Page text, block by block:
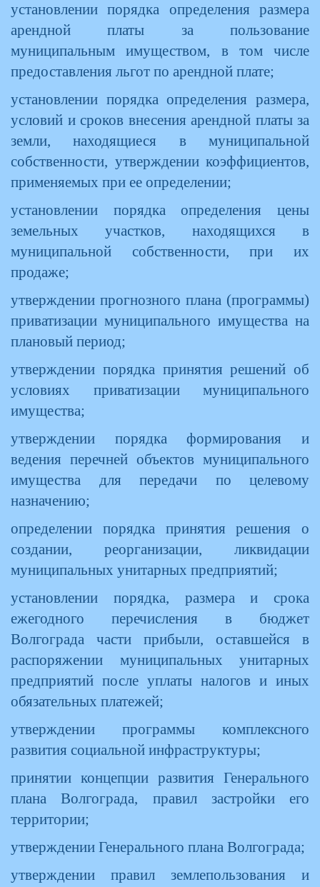
установлении порядка определения размера
арендной платы за пользование
муниципальным имуществом, в том числе
предоставления льгот по арендной плате;
установлении порядка определения размера,
условий и сроков внесения арендной платы за
земли, находящиеся в муниципальной
собственности, утверждении коэффициентов,
применяемых при ее определении;
установлении порядка определения цены
земельных участков, находящихся в
муниципальной собственности, при их
продаже;
утверждении прогнозного плана (программы)
приватизации муниципального имущества на
плановый период;
утверждении порядка принятия решений об
условиях приватизации муниципального
имущества;
утверждении порядка формирования и
ведения перечней объектов муниципального
имущества для передачи по целевому
назначению;
определении порядка принятия решения о
создании, реорганизации, ликвидации
муниципальных унитарных предприятий;
установлении порядка, размера и срока
ежегодного перечисления в бюджет
Волгограда части прибыли, оставшейся в
распоряжении муниципальных унитарных
предприятий после уплаты налогов и иных
обязательных платежей;
утверждении программы комплексного
развития социальной инфраструктуры;
принятии концепции развития Генерального
плана Волгограда, правил застройки его
территории;
утверждении Генерального плана Волгограда;
утверждении правил землепользования и